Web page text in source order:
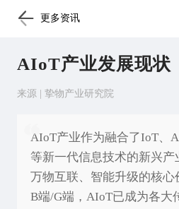
更多资讯
AIoT产业发展现状
来源 | 挚物产业研究院
AIoT产业作为融合了IoT、
等新一代信息技术的新兴
万物互联、智能升级的核
B端/G端，AIoT已成为各大